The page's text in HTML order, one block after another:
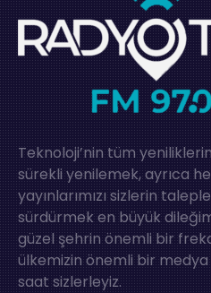
Teknoloji’nin tüm
sürekli yenilemek, ayrıca
yayınlarımızı sizlerin
sürdürmek en büyük
güzel şehrin önemli bir
ülkemizin önemli bir
saat sizlerleyiz.